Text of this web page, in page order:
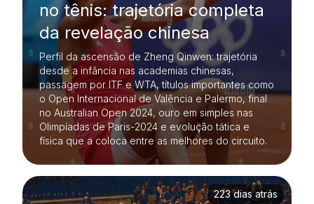
no tênis: trajetória completa
da revelação chinesa
Perfil da ascensão de Zheng Qinwen: trajetória
desde a infância nas academias chinesas,
passagem por ITF e WTA, títulos importantes como
o Open Internacional de Valência e Palermo, final
no Australian Open 2024, ouro em simples nas
Olimpíadas de Paris-2024 e evolução tática e
física que a coloca entre as melhores do circuito.
223 dias atrás